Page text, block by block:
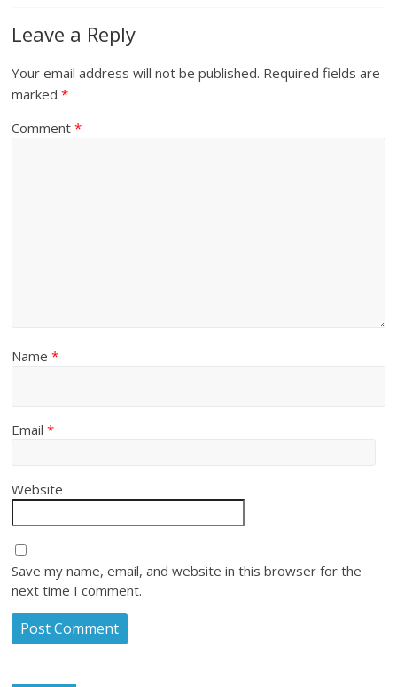
Leave a Reply
Your email address will not be published. Required fields are
marked*
Comment*
Name*
Email*
Website
Save my name, email, and website in this browser for the
next time I comment.